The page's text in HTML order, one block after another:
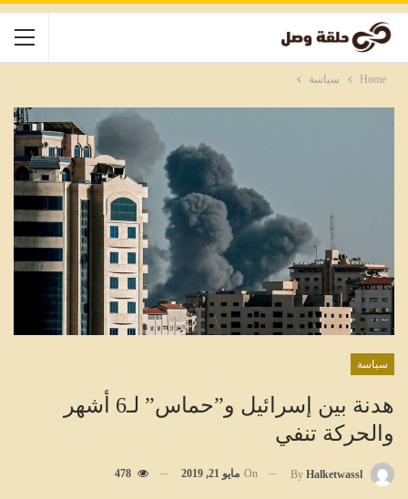
Home سياسة
سياسة
هدنة بين إسرائيل و”حماس” لـ6 أشهر
والحركة تنفي
By Halketwassl
On مايو 21, 2019 478